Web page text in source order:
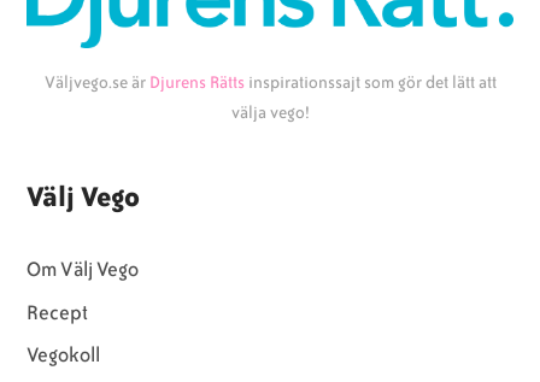
Väljvego.se är Djurens Rätts inspirationssajt som gör det lätt att
välja vego!
Välj Vego
Om Välj Vego
Recept
Vegokoll